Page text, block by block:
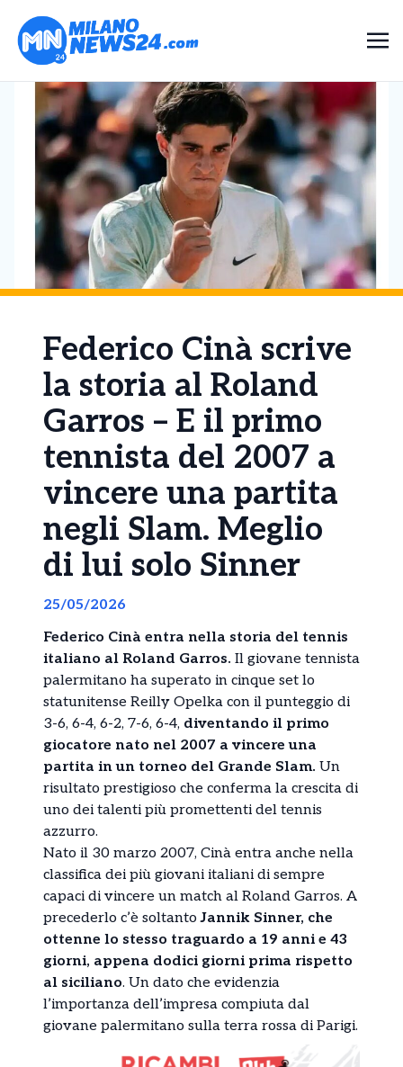
Federico Cinà scrive
la storia al Roland
Garros – E il primo
tennista del 2007 a
vincere una partita
negli Slam. Meglio
di lui solo Sinner
25/05/2026
Federico Cinà entra nella storia del tennis
italiano al Roland Garros. Il giovane tennista
palermitano ha superato in cinque set lo
statunitense Reilly Opelka con il punteggio di
3-6, 6-4, 6-2, 7-6, 6-4, diventando il primo
giocatore nato nel 2007 a vincere una
partita in un torneo del Grande Slam. Un
risultato prestigioso che conferma la crescita di
uno dei talenti più promettenti del tennis
azzurro.
Nato il 30 marzo 2007, Cinà entra anche nella
classifica dei più giovani italiani di sempre
capaci di vincere un match al Roland Garros. A
precederlo c’è soltanto Jannik Sinner, che
ottenne lo stesso traguardo a 19 anni e 43
giorni, appena dodici giorni prima rispetto
al siciliano. Un dato che evidenzia
l’importanza dell’impresa compiuta dal
giovane palermitano sulla terra rossa di Parigi.